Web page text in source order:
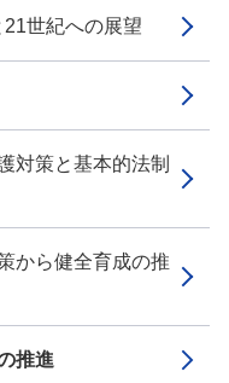
世紀への展望
対策と基本的法制
から健全育成の推
推進